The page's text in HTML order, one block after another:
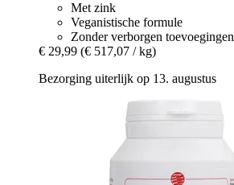
Met zink
Veganistische formule
Zonder verborgen toevoegingen
€ 29,99 (€ 517,07 / kg)
Bezorging uiterlijk op 13. augustus